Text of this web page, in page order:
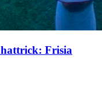
Frisia